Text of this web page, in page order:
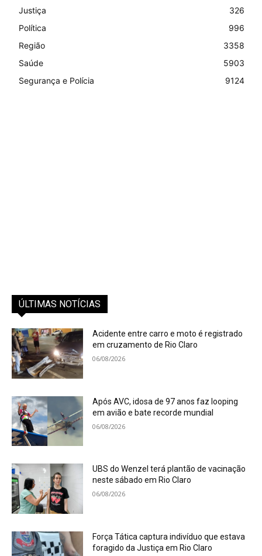
Justiça
326
Política
996
Região
3358
Saúde
5903
Segurança e Polícia
9124
ÚLTIMAS NOTÍCIAS
Acidente entre carro e moto é registrado
em cruzamento de Rio Claro
06/08/2026
Após AVC, idosa de 97 anos faz looping
em avião e bate recorde mundial
06/08/2026
UBS do Wenzel terá plantão de vacinação
neste sábado em Rio Claro
06/08/2026
Força Tática captura indivíduo que estava
foragido da Justiça em Rio Claro